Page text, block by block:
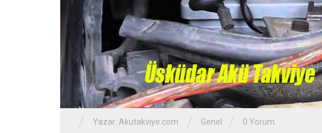
Yazar: Akutakviye.com Genel 0 Yorum